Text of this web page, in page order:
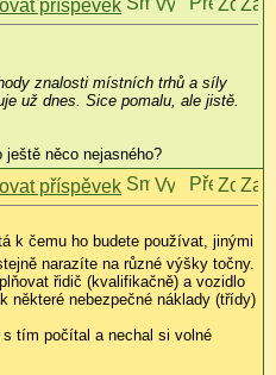
znalosti místních trhů a síly
už dnes. Sice pomalu, ale jistě.
něco nejasného?
k čemu ho budete používat, jinými
narazíte na různé výšky točny.
řidič (kvalifikačně) a vozidlo
některé nebezpečné náklady (třídy)
s tím počítal a nechal si volné